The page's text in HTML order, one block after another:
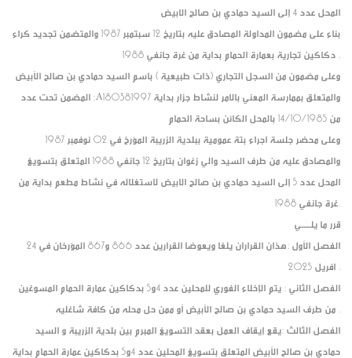
المحل عدد 4 إلى السيد حمادي بن صالح الابيض
بناء على مضمون المداولة المصادق عليه بتاريخ 12 سبتمبر 1987 والمتضمن تجديد كراء
دكاكين تجارية بعمارة الحمام بداية من غرة جانفي 1988 .
وعلى مضمون من السجل التجاري (ذات طبيعية ) باسم السيد حمادي بن صالح الأبيض
المضمن تحت عدد :A180381997 والمتعلق بممارسة المعني بالامر لنشاط جزار بداية
من 14/10/1985 بالمحل الكائن بساحة الحمام
وعلى محضر جلسة اجراء بتة عمومية ببلدية الزريبة المؤرخ في 02 نوفمبر 1987
والمصادق عليه من طرف السيد والي زغوان بتاريخ 12 جانفي 1988 المتعلق بتسويغ
المحل عدد 5 إلى السيد حمادي بن صالح الابيض لاستغلاله في نشاط مطعم بداية من
غرة جانفي 1988.
قرر ما يلــــي
الفصل الأول :هذان القراران يلغا ويعوضا القرارين عدد 866 و867 المؤرخان في 24
افريل 2025 .
الفصل الثاني : يتم الإخلاء الفوري للمحلين عدد 4و5 بدكاكين عمارة الحمام المسوغين
من طرف السيد حمادي بن صالح الأبيض أو ممن حل محله من كافة شاغليه .
الفصل الثالث :يقع إيقاف العمل بعقد التسويغ المبرم بين بلدية الزريبة و السيد
حمادي بن صالح الأبيض المتعلق بتسويغ المحلين عدد 4و5 بدكاكين عمارة الحمام بداية